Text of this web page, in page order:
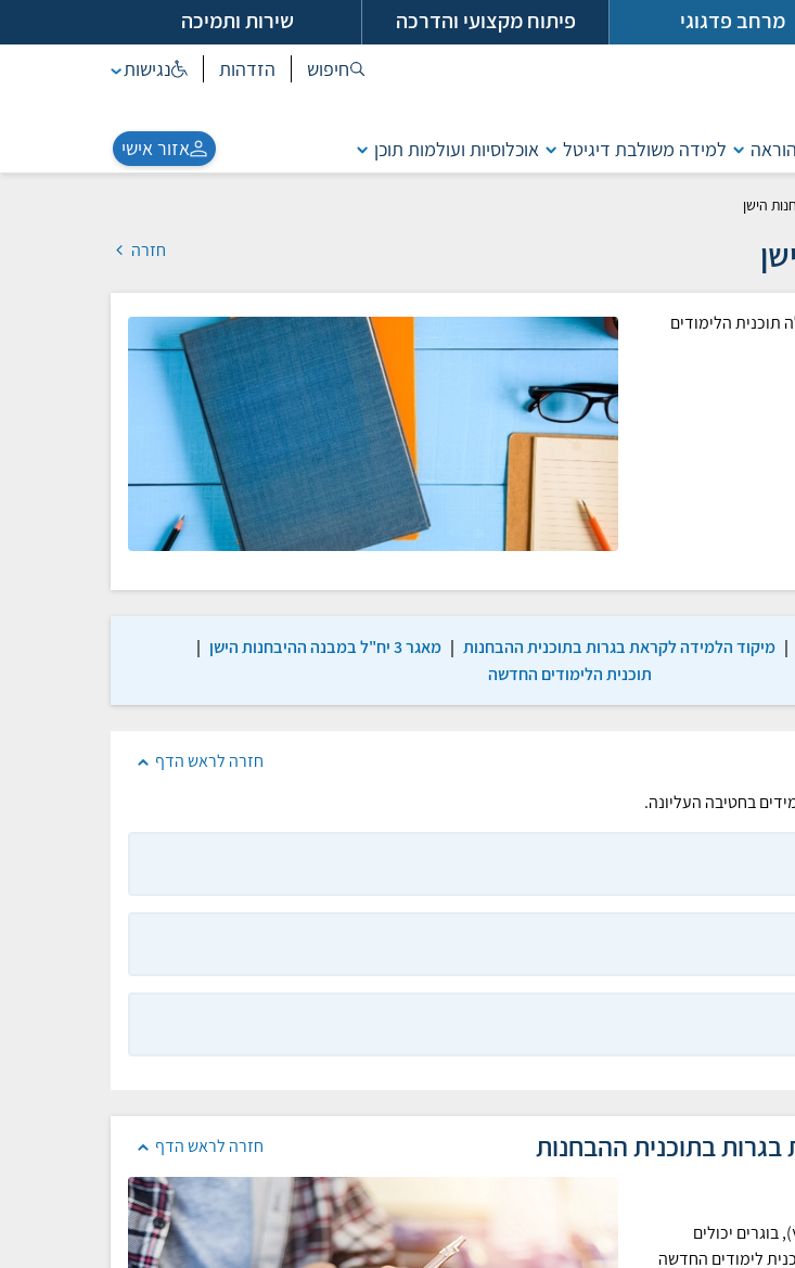
מרחב פדגוגי פיתוח מקצועי והדרכה שירות ותמיכה
חיפוש הזדהות נגישות
למידה משולבת דיגיטל אוכלוסיות ועולמות תוכן אזור אישי
הישן
חזרה
הלימודים
| מיקוד הלמידה לקראת בגרות בתוכנית ההבחנות | מאגר 3 יח"ל במבנה ההיבחנות הישן
|
תוכנית הלימודים החדשה
חזרה לראש הדף
בחטיבה העליונה.
חזרה לראש הדף בתוכנית ההבחנות
יכולים
לימודים החדשה